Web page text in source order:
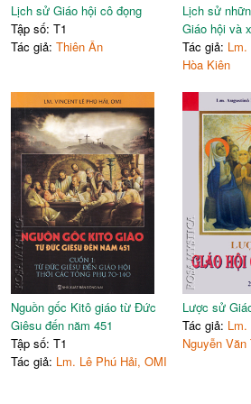
Lịch sử Giáo hội cô đọng
Tập số: T1
Tác giả: Thiên Ân
Lịch sử
Giáo hội và
Tác giả: Lm.
Hòa Kiên
Nguồn gốc Kitô giáo từ Đức
Giêsu đến năm 451
Tập số: T1
Tác giả: Lm. Lê Phú Hải, OMI
Lược sử
Tác giả: Lm.
Nguyễn Văn